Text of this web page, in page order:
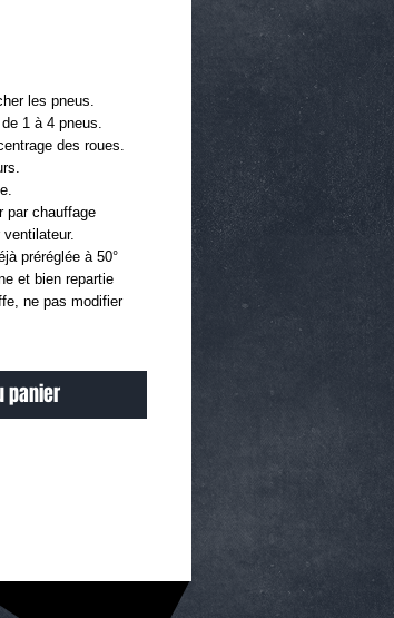
les pneus.
1 à 4 pneus.
des roues.
par chauffage
préréglée à 50°
et bien repartie
ne pas modifier
panier